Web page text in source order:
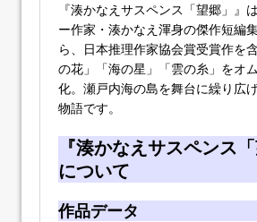
『湊かなえサスペンス「望郷」』
ー作家・湊かなえ渾身の傑作短編
ら、日本推理作家協会賞受賞作を
の花」「海の星」「雲の糸」をオ
化。瀬戸内海の島を舞台に繰り広
物語です。
『湊かなえサスペンス「
について
作品データ